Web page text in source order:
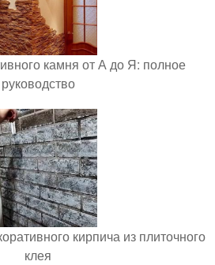
камня от А до Я: полное
руководство
кирпича из плиточного
клея